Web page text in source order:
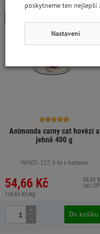
Animonda carny cat hovězí a
jehně 400 g
WM05-217, 6 ks v kartonu
54,66 Kč
136,65 Kč/kg
48,80
bez
+
-
Do košíku
poskytneme ten nejlepší
Nastavení